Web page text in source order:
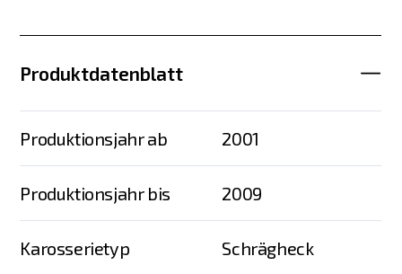
Produktdatenblatt
Produktionsjahr ab 2001
Produktionsjahr bis 2009
Karosserietyp Schrägheck